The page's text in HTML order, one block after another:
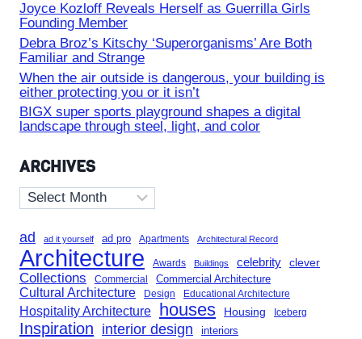
Joyce Kozloff Reveals Herself as Guerrilla Girls
Founding Member
Debra Broz’s Kitschy ‘Superorganisms’ Are Both
Familiar and Strange
When the air outside is dangerous, your building is
either protecting you or it isn’t
BIGX super sports playground shapes a digital
landscape through steel, light, and color
ARCHIVES
Archives
ad ad it yourself ad pro Apartments Architectural Record
Architecture Awards Buildings celebrity clever
Collections Commercial Commercial Architecture
Cultural Architecture Design Educational Architecture
Hospitality Architecture houses Housing Iceberg
Inspiration interior design interiors